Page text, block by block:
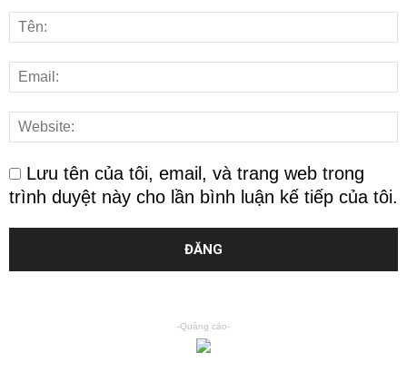
Lưu tên của tôi, email, và trang web trong
trình duyệt này cho lần bình luận kế tiếp của tôi.
-Quảng cáo-